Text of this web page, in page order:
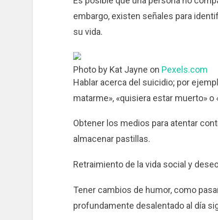
embargo, existen señales para
su vida.
Photo by Kat Jayne on Pexels.com
Hablar acerca del suicidio; por
matarme», «quisiera estar muerto» o
Obtener los medios para atentar
almacenar pastillas.
Retraimiento de la vida social y
Tener cambios de humor, como
profundamente desalentado al día